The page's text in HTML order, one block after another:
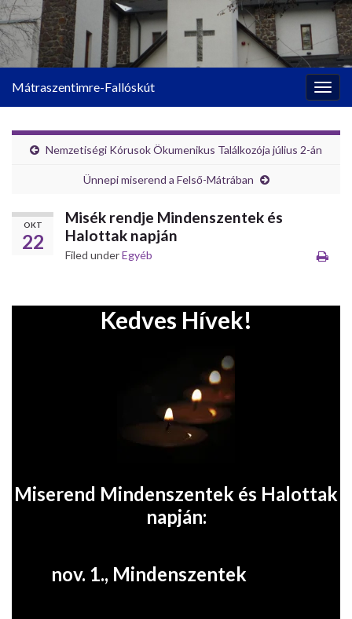
Mátraszentimre-Fallóskút
Nemzetiségi Kórusok Ökumenikus Találkozója július 2-án
Ünnepi miserend a Felső-Mátrában
OKT
22
Misék rendje Mindenszentek és
Halottak napján
Filed underEgyéb
Kedves Hívek!
Miserend Mindenszentek és Halottak
napján:
nov. 1., Mindenszentek